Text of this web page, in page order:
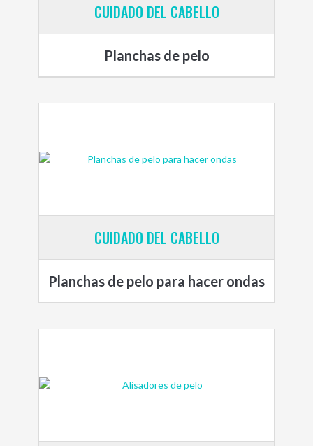
CUIDADO DEL CABELLO
Planchas de pelo
CUIDADO DEL CABELLO
Planchas de pelo para hacer ondas